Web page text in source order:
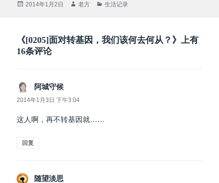
发
2014年1月2日
作
老方
分
生活记录
《[0205]面对转基因，我们该何去何从？》上有
16条评论
阿城守候
道：
2014年1月3日 下午3:04
这人啊，再不转基因就……
回复
随望淡思